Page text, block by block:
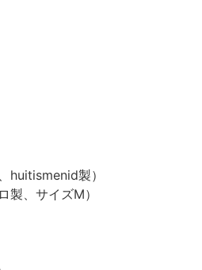
huitismenid製）
製、サイズM）